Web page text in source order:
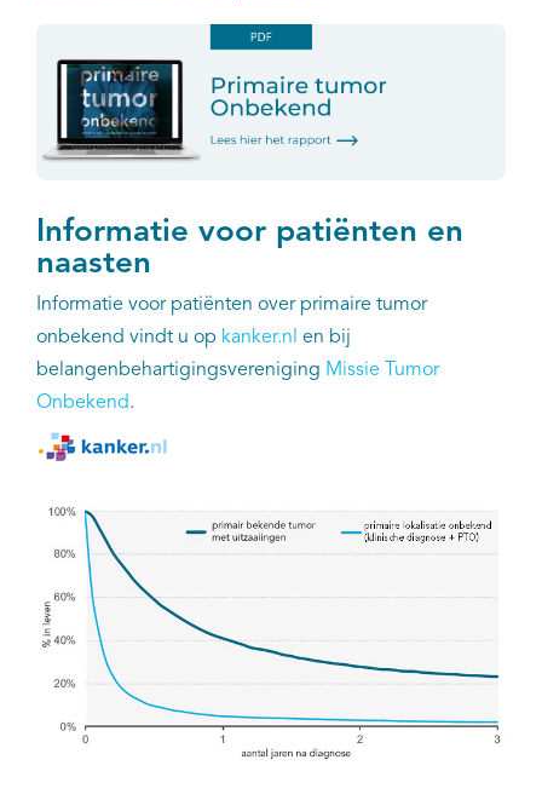
Informatie voor patiënten en
naasten
Informatie voor patiënten over primaire tumor
onbekend vindt u op kanker.nl en bij
belangenbehartigingsvereniging Missie Tumor
Onbekend.